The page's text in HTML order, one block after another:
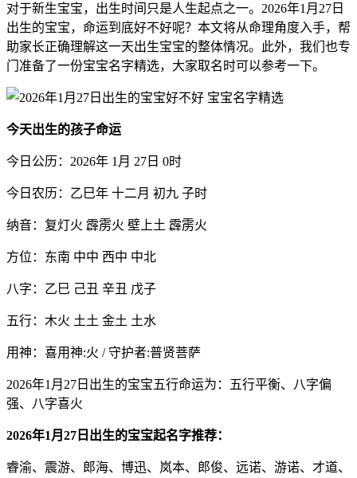
对于新生宝宝，出生时间只是人生起点之一。2026年1月27日
出生的宝宝，命运到底好不好呢？本文将从命理角度入手，帮
助家长正确理解这一天出生宝宝的整体情况。此外，我们也专
门准备了一份宝宝名字精选，大家取名时可以参考一下。
今天出生的孩子命运
今日公历：2026年 1月 27日 0时
今日农历：乙巳年 十二月 初九 子时
纳音：复灯火 霹雳火 壁上土 霹雳火
方位：东南 中中 西中 中北
八字：乙巳 己丑 辛丑 戊子
五行：木火 土土 金土 土水
用神：喜用神:火 / 守护者:普贤菩萨
2026年1月27日出生的宝宝五行命运为：五行平衡、八字偏
强、八字喜火
2026年1月27日出生的宝宝起名字推荐：
睿渝、震游、郎海、博迅、岚本、郎俊、远诺、游诺、才道、